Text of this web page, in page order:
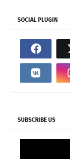
SOCIAL PLUGIN
SUBSCRIBE US